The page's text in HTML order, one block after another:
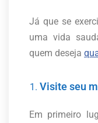
Já que se
uma vida
quem deseja
Visite seu
Em primeiro